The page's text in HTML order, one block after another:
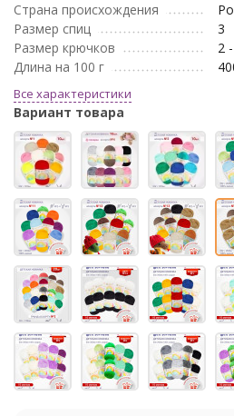
Страна происхождения
Размер спиц
3
Размер крючков
2
Длина на 100 г
Все характеристики
Вариант товара